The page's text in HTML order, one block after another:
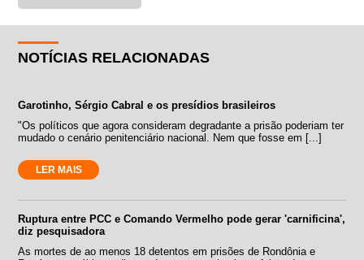
NOTÍCIAS RELACIONADAS
Garotinho, Sérgio Cabral e os presídios brasileiros
"Os políticos que agora consideram degradante a prisão poderiam ter
mudado o cenário penitenciário nacional. Nem que fosse em [...]
LER MAIS
Ruptura entre PCC e Comando Vermelho pode gerar 'carnificina',
diz pesquisadora
As mortes de ao menos 18 detentos em prisões de Rondônia e